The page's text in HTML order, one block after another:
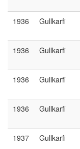
1936 Gullkarfi
1936 Gullkarfi
1936 Gullkarfi
1936 Gullkarfi
1937 Gullkarfi